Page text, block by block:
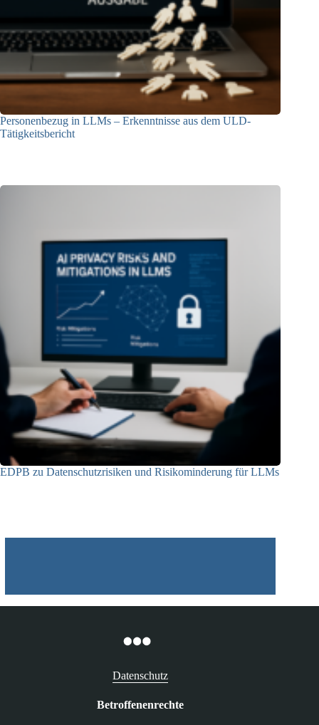
Personenbezug in LLMs – Erkenntnisse aus dem ULD-
Tätigkeitsbericht
EDPB zu Datenschutzrisiken und Risikominderung für LLMs
Datenschutz
Betroffenenrechte